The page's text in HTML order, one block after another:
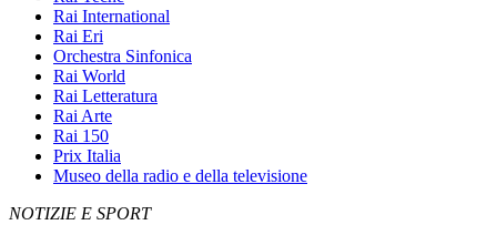
Rai International
Rai Eri
Orchestra Sinfonica
Rai World
Rai Letteratura
Rai Arte
Rai 150
Prix Italia
Museo della radio e della televisione
NOTIZIE E SPORT